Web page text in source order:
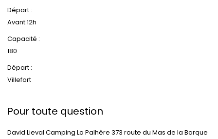
Départ :
Avant 12h
Capacité :
180
Départ :
Villefort
Pour toute question
David Lieval Camping La Palhère 373 route du Mas de la Barque